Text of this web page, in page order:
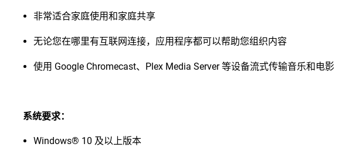
非常适合家庭使用和家庭共享
无论您在哪里有互联网连接，应用程序都可以帮助您组织内容
使用 Google Chromecast、Plex Media Server 等设备流式传输音乐和电影
系统要求：
Windows® 10 及以上版本